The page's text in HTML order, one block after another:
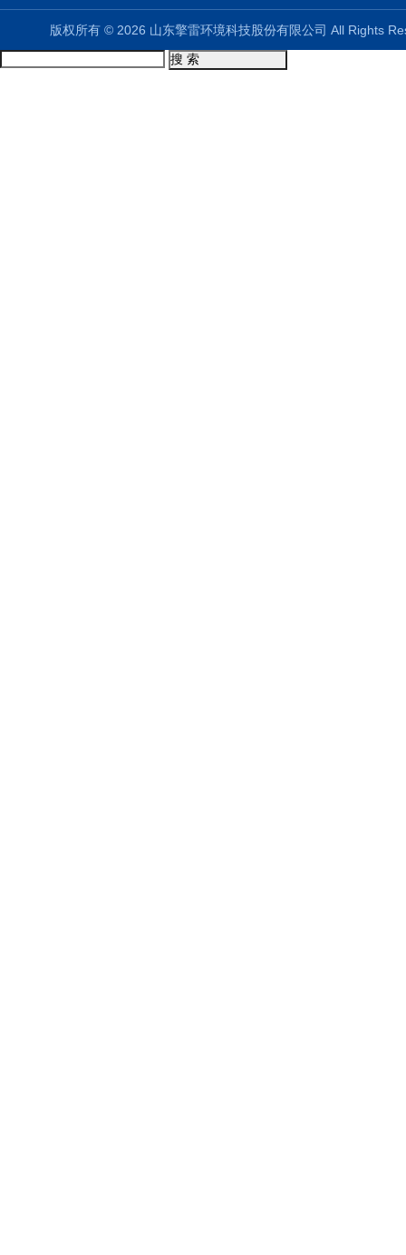
版权所有 © 2026 山东擎雷环境科技股份有限公司 All